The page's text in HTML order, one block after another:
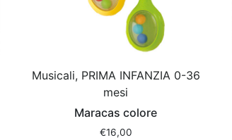
Musicali, PRIMA INFANZIA 0-36
mesi
Maracas colore
€16,00